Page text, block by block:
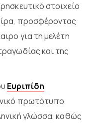
στοιχείο
προσφέροντας
για τη μελέτη
και της
Ευριπίδη
πρωτότυπο
γλώσσα, καθώς